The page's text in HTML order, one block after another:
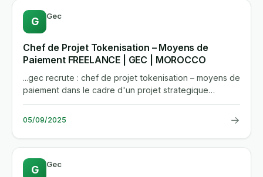
G Gec
Chef de Projet Tokenisation – Moyens de
Paiement FREELANCE | GEC | MOROCCO
...gec recrute : chef de projet tokenisation – moyens de
paiement dans le cadre d'un projet strategique
d'innovation...
05/09/2025 →
G Gec